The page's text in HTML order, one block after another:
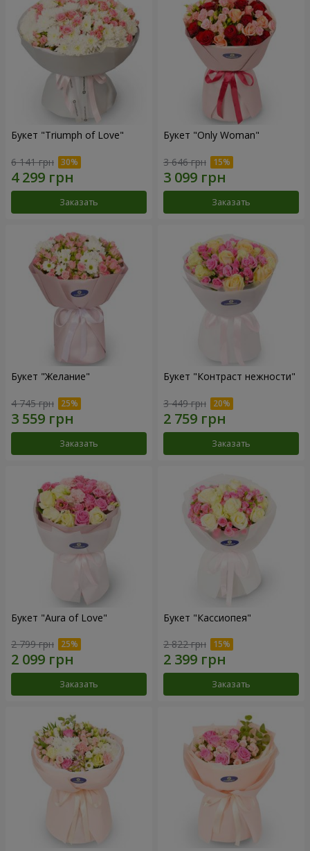
Букет "Triumph of Love"
6 141 грн
Заказать
Букет "Only Woman"
3 646 грн
Заказать
Букет "Желание"
4 745 грн
Заказать
Букет "Контраст нежности"
3 449 грн
Заказать
Букет "Aura of Love"
2 799 грн
Заказать
Букет "Кассиопея"
2 822 грн
Заказать